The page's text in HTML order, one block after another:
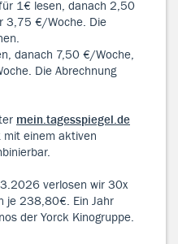
1€ lesen, danach 2,50
3,75 €/Woche. Die
, danach 7,50 €/Woche,
Die Abrechnung
mein.tagesspiegel.de
mit einem aktiven
verlosen wir 30x
je 238,80€. Ein Jahr
der Yorck Kinogruppe.